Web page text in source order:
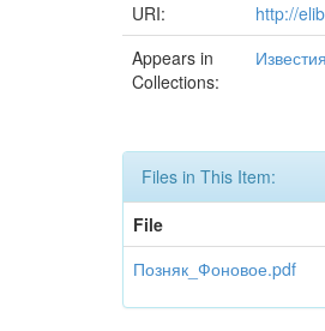
URI:
http://
Appears in
Collections:
Files in This Item:
File
Позняк_Фоновое.pdf